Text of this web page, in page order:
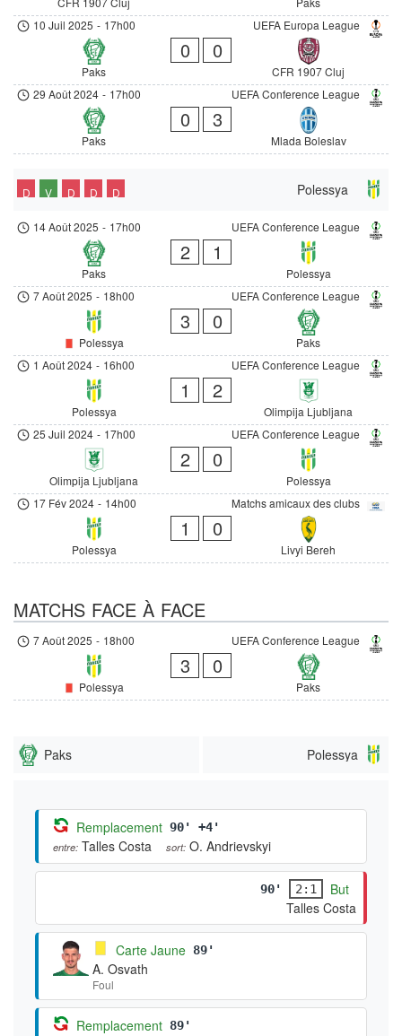
UEFA Europa League
10 Juil 2025 - 17h00
Paks
0 0
CFR 1907 Cluj
UEFA Conference League
29 Août 2024 - 17h00
Paks
0 3
Mlada Boleslav
Polessya
D V D D D
UEFA Conference League
14 Août 2025 - 17h00
Paks
2 1
Polessya
UEFA Conference League
7 Août 2025 - 18h00
Polessya
3 0
Paks
UEFA Conference League
1 Août 2024 - 16h00
Polessya
1 2
Olimpija Ljubljana
UEFA Conference League
25 Juil 2024 - 17h00
Olimpija Ljubljana
2 0
Polessya
Matchs amicaux des clubs
17 Fév 2024 - 14h00
Polessya
1 0
Livyi Bereh
MATCHS FACE À FACE
UEFA Conference League
7 Août 2025 - 18h00
Polessya
3 0
Paks
Paks Polessya
Remplacement 90' +4'
entre: Talles Costa sort: O. Andrievskyi
90' 2:1
But
Talles Costa
Carte Jaune 89'
A. Osvath
Foul
Remplacement 89'